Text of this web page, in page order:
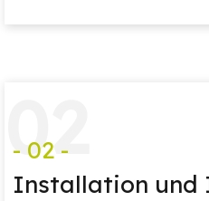
02
- 02 -
Installation und